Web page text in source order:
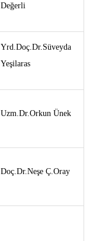
Değerli
Yrd.Doç.Dr.Süveyda
Yeşilaras
Uzm.Dr.Orkun Ünek
Doç.Dr.Neşe Ç.Oray